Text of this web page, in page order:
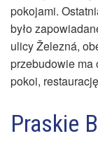
pokojami.
było
ulicy Železná,
przebudowie ma
pokoi,
Praskie